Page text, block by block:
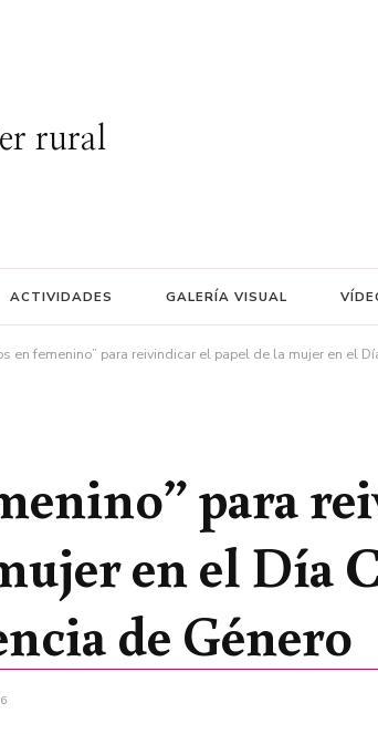
rural
ACTIVIDADES GALERÍA VISUAL
en femenino” para reivindicar el papel de la mujer en el
para
en el Día
de Género